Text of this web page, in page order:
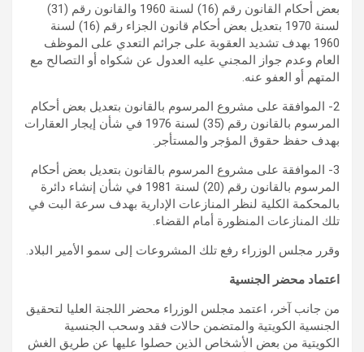
بعض أحكام القانون رقم (16) لسنة 1960 والقانون رقم (31)
لسنة 1970 بتعديل بعض أحكام قانون الجزاء رقم (16) لسنة
1960 بهدف تشديد العقوبة على جرائم التعدي على الموظف
العام وعدم جواز المجني عليه العدول عن شكواه أو التصالح مع
المتهم أو العفو عنه.
2- الموافقة على مشروع المرسوم بالقانون بتعديل بعض أحكام
المرسوم بالقانون رقم (35) لسنة 1976 في شأن إيجار العقارات
بهدف حفظ حقوق المؤجر والمستأجر.
3- الموافقة على مشروع المرسوم بالقانون بتعديل بعض أحكام
المرسوم بالقانون رقم (20) لسنة 1981 في شأن إنشاء دائرة
بالمحكمة الكلية لنظر المنازعات الإدارية بهدف سرعة البت في
تلك المنازعات المنظورة أمام القضاء.
وقرر مجلس الوزراء رفع تلك المشروعات إلى سمو الأمير البلاد.
اعتماد محضر الجنسية
من جانب آخر، اعتمد مجلس الوزراء محضر اللجنة العليا لتحقيق
الجنسية الكويتية والمتضمن حالات فقد وسحب الجنسية
الكويتية من بعض الأشخاص الذين حصلوا عليها عن طريق الغش